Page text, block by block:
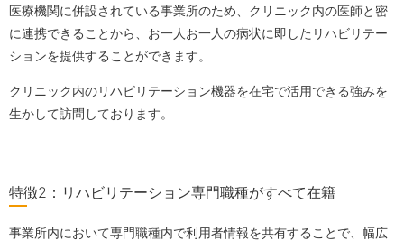
医療機関に併設されている事業所のため、クリニック内の医師と密
に連携できることから、お一人お一人の病状に即したリハビリテー
ションを提供することができます。
クリニック内のリハビリテーション機器を在宅で活用できる強みを
生かして訪問しております。
特徴2：リハビリテーション専門職種がすべて在籍
事業所内において専門職種内で利用者情報を共有することで、幅広